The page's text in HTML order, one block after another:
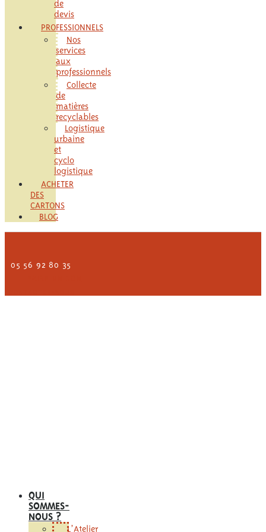
de
devis
PROFESSIONNELS
Nos
services
aux
professionnels
Collecte
de
matières
recyclables
Logistique
urbaine
et
cyclo
logistique
ACHETER
DES
CARTONS
BLOG
05 56 92 80 35
QUI
SOMMES-
NOUS ?
L’Atelier